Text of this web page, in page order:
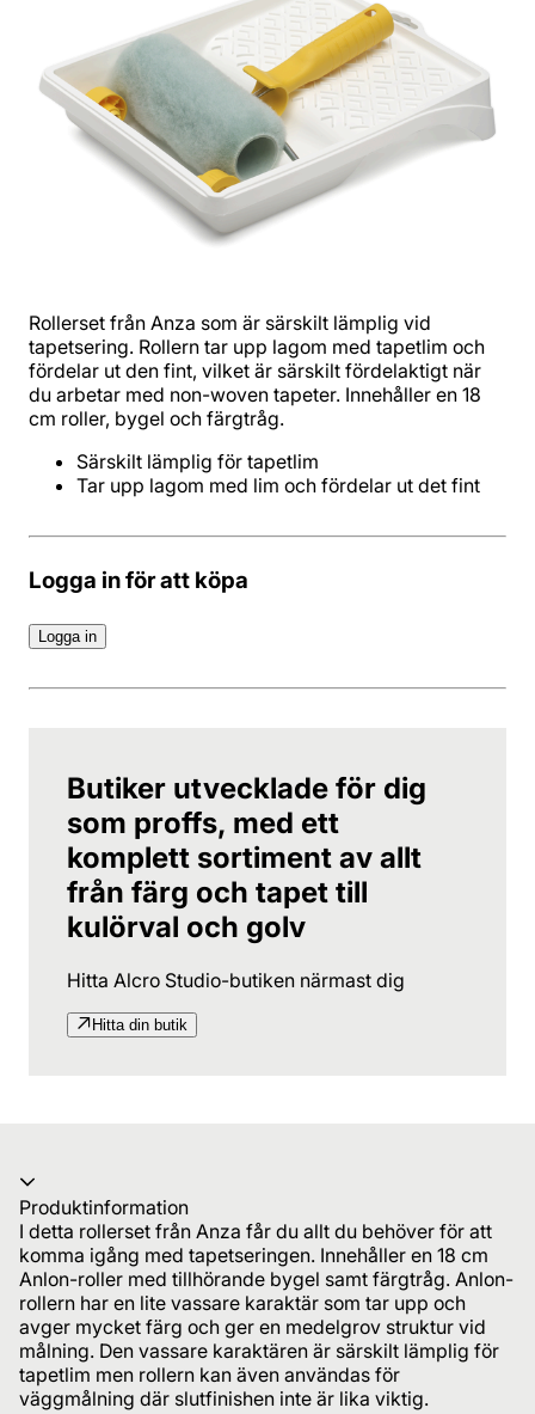
Rollerset från Anza som är särskilt lämplig vid
tapetsering. Rollern tar upp lagom med tapetlim och
fördelar ut den fint, vilket är särskilt fördelaktigt när
du arbetar med non-woven tapeter. Innehåller en 18
cm roller, bygel och färgtråg.
Tar upp lagom med lim och fördelar ut det fint
Logga in för att köpa
Logga in
Butiker utvecklade för dig
som proffs, med ett
komplett sortiment av allt
från färg och tapet till
kulörval och golv
Hitta Alcro Studio-butiken närmast dig
Hitta din butik
Produktinformation
I detta rollerset från Anza får du allt du behöver för att
komma igång med tapetseringen. Innehåller en 18 cm
Anlon-roller med tillhörande bygel samt färgtråg. Anlon-
rollern har en lite vassare karaktär som tar upp och
avger mycket färg och ger en medelgrov struktur vid
målning. Den vassare karaktären är särskilt lämplig för
tapetlim men rollern kan även användas för
väggmålning där slutfinishen inte är lika viktig.